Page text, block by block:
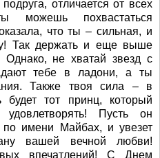
отличается от всех
можешь похвастаться
что ты – сильная, и
Так держать и еще выше
Однако, не хватай звезд с
тебе в ладони, а ты
Также твоя сила – в
будет тот принц, который
Пусть он
имени Майбах, и увезет
вашей вечной любви!
впечатлений! С Днем